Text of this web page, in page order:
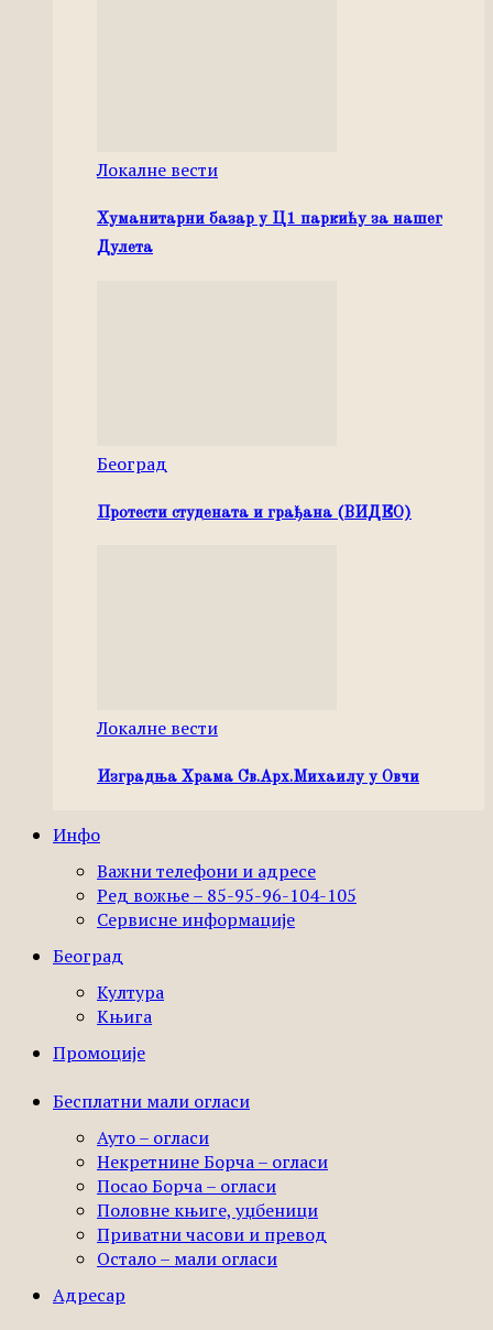
Локалне вести
Хуманитарни базар у Ц1 паркићу за нашег
Дулета
Београд
Протести студената и грађана (ВИДЕО)
Локалне вести
Изградња Храма Св.Арх.Михаилу у Овчи
Инфо
Важни телефони и адресе
Ред вожње – 85-95-96-104-105
Сервисне информације
Београд
Култура
Књига
Промоције
Бесплатни мали огласи
Ауто – огласи
Некретнине Борча – огласи
Посао Борча – огласи
Половне књиге, уџбеници
Приватни часови и превод
Остало – мали огласи
Адресар